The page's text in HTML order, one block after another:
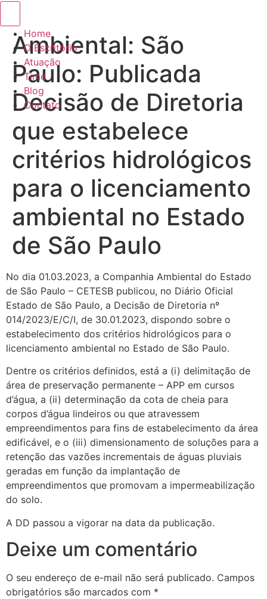
Home
O Escritório
Atuação
Time
Blog
Contato
Ambiental: São
Paulo: Publicada
Decisão de Diretoria
que estabelece
critérios hidrológicos
para o licenciamento
ambiental no Estado
de São Paulo
No dia 01.03.2023, a Companhia Ambiental do Estado
de São Paulo – CETESB publicou, no Diário Oficial
Estado de São Paulo, a Decisão de Diretoria nº
014/2023/E/C/I, de 30.01.2023, dispondo sobre o
estabelecimento dos critérios hidrológicos para o
licenciamento ambiental no Estado de São Paulo.
Dentre os critérios definidos, está a (i) delimitação de
área de preservação permanente – APP em cursos
d’água, a (ii) determinação da cota de cheia para
corpos d’água lindeiros ou que atravessem
empreendimentos para fins de estabelecimento da área
edificável, e o (iii) dimensionamento de soluções para a
retenção das vazões incrementais de águas pluviais
geradas em função da implantação de
empreendimentos que promovam a impermeabilização
do solo.
A DD passou a vigorar na data da publicação.
Deixe um comentário
O seu endereço de e-mail não será publicado. Campos
obrigatórios são marcados com *